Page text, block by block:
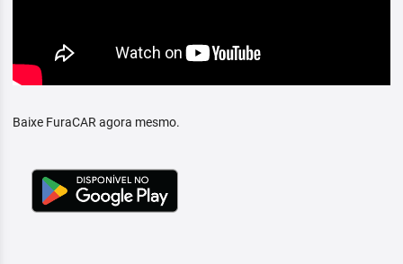
Baixe FuraCAR agora mesmo.